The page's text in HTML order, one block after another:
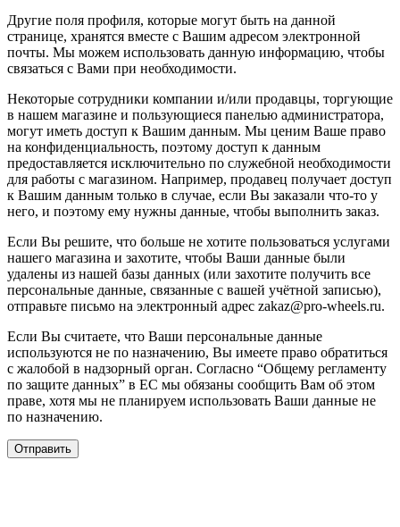
Другие поля профиля, которые могут быть на данной
странице, хранятся вместе с Вашим адресом электронной
почты. Мы можем использовать данную информацию, чтобы
связаться с Вами при необходимости.
Некоторые сотрудники компании и/или продавцы, торгующие
в нашем магазине и пользующиеся панелью администратора,
могут иметь доступ к Вашим данным. Мы ценим Ваше право
на конфиденциальность, поэтому доступ к данным
предоставляется исключительно по служебной необходимости
для работы с магазином. Например, продавец получает доступ
к Вашим данным только в случае, если Вы заказали что-то у
него, и поэтому ему нужны данные, чтобы выполнить заказ.
Если Вы решите, что больше не хотите пользоваться услугами
нашего магазина и захотите, чтобы Ваши данные были
удалены из нашей базы данных (или захотите получить все
персональные данные, связанные с вашей учётной записью),
отправьте письмо на электронный адрес zakaz@pro-wheels.ru.
Если Вы считаете, что Ваши персональные данные
используются не по назначению, Вы имеете право обратиться
с жалобой в надзорный орган. Согласно “Общему регламенту
по защите данных” в ЕС мы обязаны сообщить Вам об этом
праве, хотя мы не планируем использовать Ваши данные не
по назначению.
Отправить